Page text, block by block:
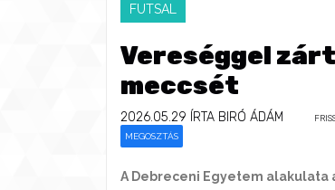
FUTSAL
Vereséggel
meccsét
2026.05.29 ÍRTA BIRÓ ÁDÁM
MEGOSZTÁS
A Debreceni Egyetem